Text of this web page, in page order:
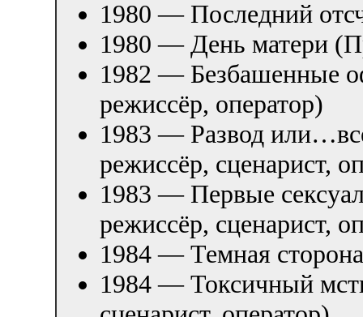
1980 — Последний
1980 — День матери
1982 — Безбашенные
режиссёр, оператор)
1983 — Развод
режиссёр, сценарист,
1983 — Первые
режиссёр, сценарист,
1984 — Темная
1984 — Токсичный